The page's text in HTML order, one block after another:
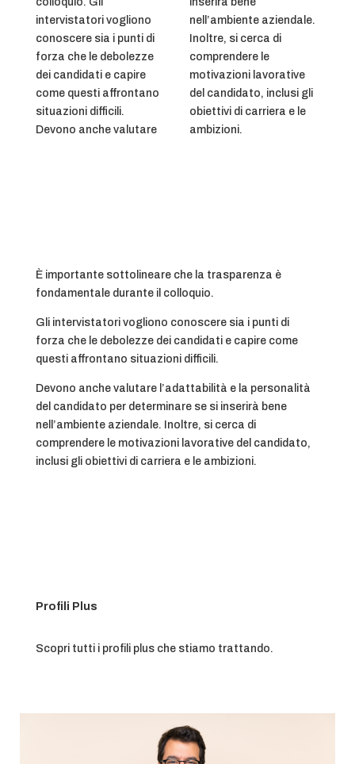
intervistatori vogliono
conoscere sia i punti di
forza che le debolezze
dei candidati e capire
come questi affrontano
situazioni difficili.
Devono anche valutare
nell’ambiente aziendale.
Inoltre, si cerca di
comprendere le
motivazioni lavorative
del candidato, inclusi gli
obiettivi di carriera e le
ambizioni.
È importante sottolineare che la trasparenza è
fondamentale durante il colloquio.
Gli intervistatori vogliono conoscere sia i punti di
forza che le debolezze dei candidati e capire come
questi affrontano situazioni difficili.
Devono anche valutare l’adattabilità e la personalità
del candidato per determinare se si inserirà bene
nell’ambiente aziendale. Inoltre, si cerca di
comprendere le motivazioni lavorative del candidato,
inclusi gli obiettivi di carriera e le ambizioni.
Profili Plus
Scopri tutti i profili plus che stiamo trattando.